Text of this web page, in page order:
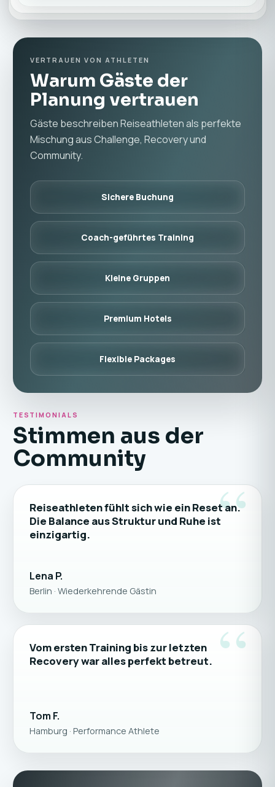
VERTRAUEN VON ATHLETEN
Warum Gäste der
Planung vertrauen
Gäste beschreiben Reiseathleten als perfekte
Mischung aus Challenge, Recovery und
Community.
Sichere Buchung
Coach-geführtes Training
Kleine Gruppen
Premium Hotels
Flexible Packages
TESTIMONIALS
Stimmen aus der
Community
“
Reiseathleten fühlt sich wie ein Reset an.
Die Balance aus Struktur und Ruhe ist
einzigartig.
Lena P.
Berlin · Wiederkehrende Gästin
“
Vom ersten Training bis zur letzten
Recovery war alles perfekt betreut.
Tom F.
Hamburg · Performance Athlete